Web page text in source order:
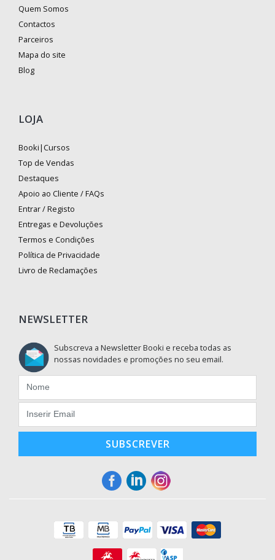
Quem Somos
Contactos
Parceiros
Mapa do site
Blog
LOJA
Booki|Cursos
Top de Vendas
Destaques
Apoio ao Cliente / FAQs
Entrar / Registo
Entregas e Devoluções
Termos e Condições
Política de Privacidade
Livro de Reclamações
NEWSLETTER
Subscreva a Newsletter Booki e receba todas as
nossas novidades e promoções no seu email.
SUBSCREVER